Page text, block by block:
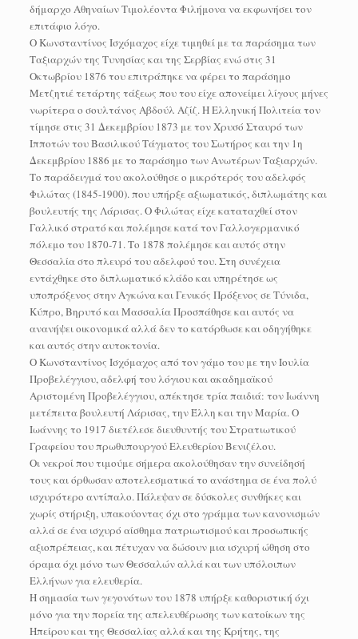
δήμαρχο Αθηναίων Τιμολέοντα Φιλήμονα να εκφωνήσει τον
επιτάφιο λόγο.
Ο Κωνσταντίνος Ισχόμαχος είχε τιμηθεί με τα παράσημα των
Ταξιαρχών της Τυνησίας και της Σερβίας ενώ στις 31
Οκτωβρίου 1876 του επιτράπηκε να φέρει το παράσημο
Μετζητιέ τετάρτης τάξεως που του είχε απονείμει λίγους μήνες
νωρίτερα ο σουλτάνος Αβδούλ Αζίζ. Η Ελληνική Πολιτεία τον
τίμησε στις 31 Δεκεμβρίου 1873 με τον Χρυσό Σταυρό των
Ιπποτών του Βασιλικού Τάγματος του Σωτήρος και την 1η
Δεκεμβρίου 1886 με το παράσημο των Ανωτέρων Ταξιαρχών.
Το παράδειγμά του ακολούθησε ο μικρότερός του αδελφός
Φιλώτας (1845-1900). που υπήρξε αξιωματικός, διπλωμάτης και
βουλευτής της Λάρισας. Ο Φιλώτας είχε καταταχθεί στον
Γαλλικό στρατό και πολέμησε κατά τον Γαλλογερμανικό
πόλεμο του 1870-71. Το 1878 πολέμησε και αυτός στην
Θεσσαλία στο πλευρό του αδελφού του. Στη συνέχεια
εντάχθηκε στο διπλωματικό κλάδο και υπηρέτησε ως
υποπρόξενος στην Αγκώνα και Γενικός Πρόξενος σε Τύνιδα,
Κύπρο, Βηρυτό και Μασσαλία Προσπάθησε και αυτός να
ανανήψει οικονομικά αλλά δεν το κατόρθωσε και οδηγήθηκε
και αυτός στην αυτοκτονία.
Ο Κωνσταντίνος Ισχόμαχος από τον γάμο του με την Ιουλία
Προβελέγγιου, αδελφή του λόγιου και ακαδημαϊκού
Αριστομένη Προβελέγγιου, απέκτησε τρία παιδιά: τον Ιωάννη
μετέπειτα βουλευτή Λάρισας, την Έλλη και την Μαρία. Ο
Ιωάννης το 1917 διετέλεσε διευθυντής του Στρατιωτικού
Γραφείου του πρωθυπουργού Ελευθερίου Βενιζέλου.
Οι νεκροί που τιμούμε σήμερα ακολούθησαν την συνείδησή
τους και όρθωσαν αποτελεσματικά το ανάστημα σε ένα πολύ
ισχυρότερο αντίπαλο. Πάλεψαν σε δύσκολες συνθήκες και
χωρίς στήριξη, υπακούοντας όχι στο γράμμα των κανονισμών
αλλά σε ένα ισχυρό αίσθημα πατριωτισμού και προσωπικής
αξιοπρέπειας, και πέτυχαν να δώσουν μια ισχυρή ώθηση στο
όραμα όχι μόνο των Θεσσαλών αλλά και των υπόλοιπων
Ελλήνων για ελευθερία.
Η σημασία των γεγονότων του 1878 υπήρξε καθοριστική όχι
μόνο για την πορεία της απελευθέρωσης των κατοίκων της
Ηπείρου και της Θεσσαλίας αλλά και της Κρήτης, της